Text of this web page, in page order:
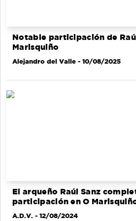
Notable participación de
Marisquiño
Alejandro del Valle - 10/08/2025
El arqueño Raúl Sanz
participación en O
A.D.V. - 12/08/2024